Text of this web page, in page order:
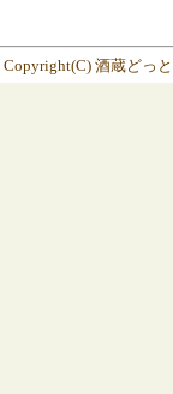
Copyright(C) 酒蔵どっ